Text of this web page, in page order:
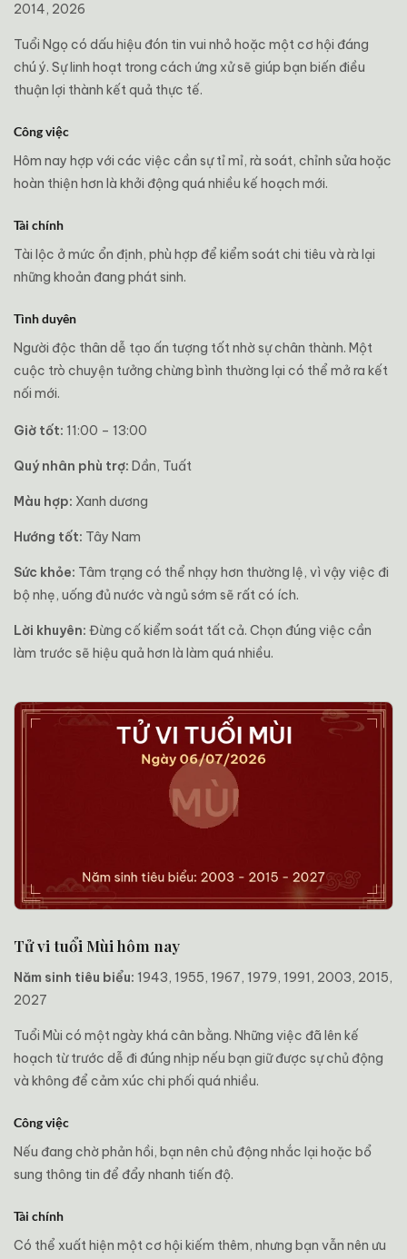
2014, 2026
Tuổi Ngọ có dấu hiệu đón tin vui nhỏ hoặc một cơ hội đáng
chú ý. Sự linh hoạt trong cách ứng xử sẽ giúp bạn biến điều
thuận lợi thành kết quả thực tế.
Công việc
Hôm nay hợp với các việc cần sự tỉ mỉ, rà soát, chỉnh sửa hoặc
hoàn thiện hơn là khởi động quá nhiều kế hoạch mới.
Tài chính
Tài lộc ở mức ổn định, phù hợp để kiểm soát chi tiêu và rà lại
những khoản đang phát sinh.
Tình duyên
Người độc thân dễ tạo ấn tượng tốt nhờ sự chân thành. Một
cuộc trò chuyện tưởng chừng bình thường lại có thể mở ra kết
nối mới.
Giờ tốt: 11:00 – 13:00
Quý nhân phù trợ: Dần, Tuất
Màu hợp: Xanh dương
Hướng tốt: Tây Nam
Sức khỏe: Tâm trạng có thể nhạy hơn thường lệ, vì vậy việc đi
bộ nhẹ, uống đủ nước và ngủ sớm sẽ rất có ích.
Lời khuyên: Đừng cố kiểm soát tất cả. Chọn đúng việc cần
làm trước sẽ hiệu quả hơn là làm quá nhiều.
Tử vi tuổi Mùi hôm nay
Năm sinh tiêu biểu: 1943, 1955, 1967, 1979, 1991, 2003, 2015,
2027
Tuổi Mùi có một ngày khá cân bằng. Những việc đã lên kế
hoạch từ trước dễ đi đúng nhịp nếu bạn giữ được sự chủ động
và không để cảm xúc chi phối quá nhiều.
Công việc
Nếu đang chờ phản hồi, bạn nên chủ động nhắc lại hoặc bổ
sung thông tin để đẩy nhanh tiến độ.
Tài chính
Có thể xuất hiện một cơ hội kiếm thêm, nhưng bạn vẫn nên ưu